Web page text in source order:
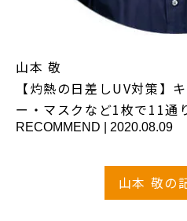
山本 敬
【灼熱の日差しUV対策】
ー・マスクなど1枚で11通
RECOMMEND 2020.08.09
山本 敬の